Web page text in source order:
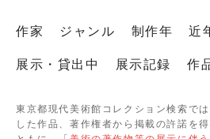
作家 ジャンル 制作年
近
展示・貸出中
展示記録 作
東京都現代美術館コレクション検索で
した作品、著作権者から掲載の許諾を